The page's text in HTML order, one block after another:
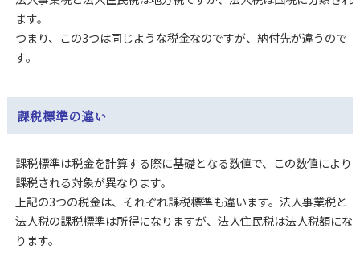
ます。
つまり、この3つは同じような税金なのですが、納付先が違うので
す。
課税標準の違い
課税標準は税金を計算する際に基礎となる数値で、この数値により
課税される対象が異なります。
上記の3つの税金は、それぞれ課税標準も違います。法人事業税と
法人税の課税標準は所得になりますが、法人住民税は法人税額にな
ります。